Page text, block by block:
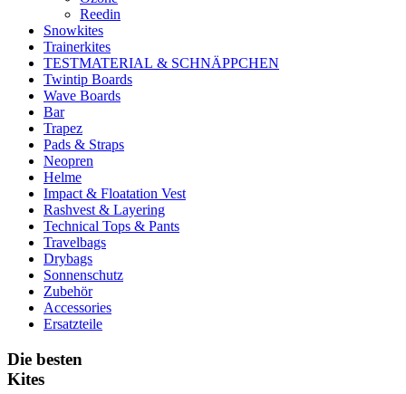
Reedin
Snowkites
Trainerkites
TESTMATERIAL & SCHNÄPPCHEN
Twintip Boards
Wave Boards
Bar
Trapez
Pads & Straps
Neopren
Helme
Impact & Floatation Vest
Rashvest & Layering
Technical Tops & Pants
Travelbags
Drybags
Sonnenschutz
Zubehör
Accessories
Ersatzteile
Die besten
Kites